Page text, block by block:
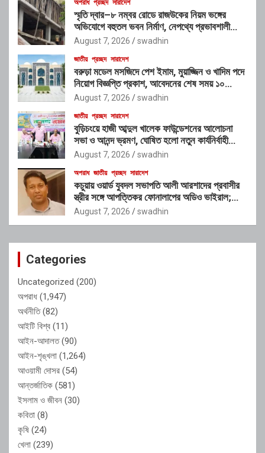
অপরাধ প্রচ্ছদ সারাদেশ
স্মৃতি দ্বার–৮ নম্বর রোডে রাজউকের নিয়ম ভঙ্গের
অভিযোগে বহুতল ভবন নির্মাণ, নেপথ্যে প্রভাবশালী
চক্রের যোগসাজশের প্রশ্ন
August 7, 2026 swadhin
জাতীয় প্রচ্ছদ সারাদেশ
বরুড়া মডেল মসজিদে পেশ ইমাম, মুয়াজ্জিন ও খাদিম পদে
নিয়োগ বিজ্ঞপ্তি প্রকাশ, আবেদনের শেষ সময় ১০
আগস্ট
August 7, 2026 swadhin
জাতীয় প্রচ্ছদ সারাদেশ
বুড়িচংয়ে হাজী আব্দুল খালেক ফাউন্ডেশনের আলোচনা
সভা ও আনন্দ ভ্রমণ, ঘোষিত হলো নতুন কার্যনির্বাহী
কমিটি
August 7, 2026 swadhin
অপরাধ জাতীয় প্রচ্ছদ সারাদেশ
কচুয়ায় ওয়ার্ড যুবদল সভাপতি আলী আরশাদের প্রবাসীর
স্ত্রীর সঙ্গে আপত্তিকর ফোনালাপের অডিও ভাইরাল;
শাস্তির দাবি এলাকাবাসীর
August 7, 2026 swadhin
Categories
Uncategorized (200)
অপরাধ (1,947)
অর্থনীতি(82)
আইটি বিশ্ব (11)
আইন-আদালত(90)
আইন-শৃঙ্খলা (1,264)
আওয়ামী দোসর (54)
আন্তর্জাতিক (581)
ইসলাম ও জীবন (30)
কবিতা (8)
কৃষি (24)
খেলা (239)